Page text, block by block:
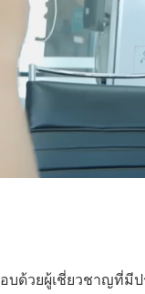
บด้วยผู้เชี่ยวชาญที่มี